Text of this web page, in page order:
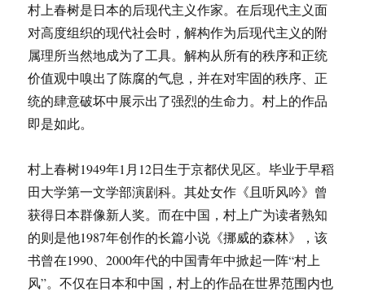
有
历
史
学，
既
无
更
无
纯
哲
学
村上春树是日本的后现代主义作家。在后现代主义面
对高度组织的现代社会时，解构作为后现代主义的附
属理所当然地成为了工具。解构从所有的秩序和正统
价值观中嗅出了陈腐的气息，并在对牢固的秩序、正
统的肆意破坏中展示出了强烈的生命力。村上的作品
即是如此。
村上春树1949年1月12日生于京都伏见区。毕业于早稻
田大学第一文学部演剧科。其处女作《且听风吟》曾
获得日本群像新人奖。而在中国，村上广为读者熟知
的则是他1987年创作的长篇小说《挪威的森林》，该
书曾在1990、2000年代的中国青年中掀起一阵“村上
风”。不仅在日本和中国，村上的作品在世界范围内也